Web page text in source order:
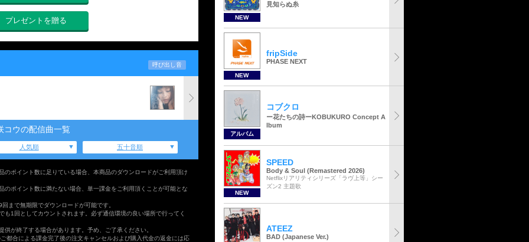
プレゼントを贈る
呼び出し音
コウの配信曲一覧
人気順 五十音順
ポイント数に足りている場合、本商品のダウンロードがご利用頂け
ポイント数に満たない場合、単一課金をご利用頂くことが可能とな
まで無期限でダウンロードが可能です。
1回としてカウントされます。必ず通信環境の良い場所で行ってく
が終了する場合があります。予め、ご了承ください。
都合による課金完了後の注文キャンセルおよび購入代金の返金には応
NEW
見知らぬ糸
NEW
fripSide
PHASE NEXT
アルバム
コブクロ
ー花たちの詩ーKOBUKURO Concept A
lbum
NEW
SPEED
Body & Soul (Remastered 2026)
Netflixリアリティシリーズ「ラヴ上等」シー
ズン2 主題歌
ATEEZ
BAD (Japanese Ver.)